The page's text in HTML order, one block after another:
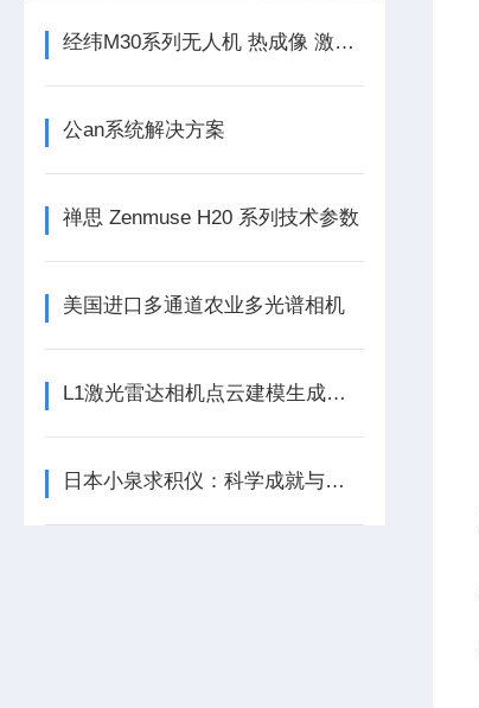
经纬M30系列无人机 热成像 激光测距 一体机
公an系统解决方案
禅思 Zenmuse H20 系列技术参数
美国进口多通道农业多光谱相机
L1激光雷达相机点云建模生成高程等高线
日本小泉求积仪：科学成就与技术创新